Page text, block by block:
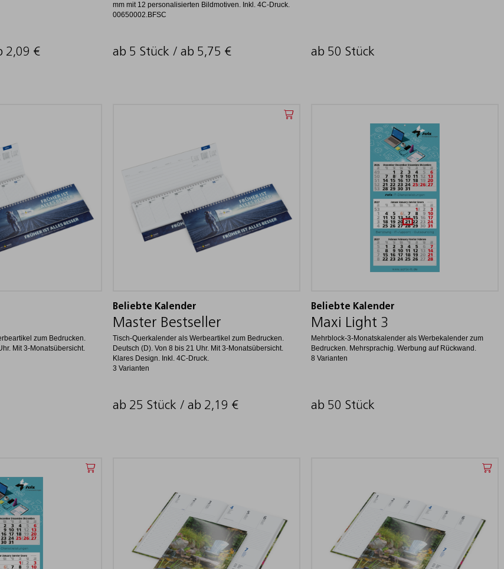
2,09 €
mm mit 12 personalisierten Bildmotiven. Inkl. 4C-Druck.
00650002.BFSC
ab 5 Stück / ab 5,75 € ab 50 Stück
zum Bedrucken.
Mit 3-Monatsübersicht.
Beliebte Kalender
Master Bestseller
Tisch-Querkalender als Werbeartikel zum Bedrucken.
Deutsch (D). Von 8 bis 21 Uhr. Mit 3-Monatsübersicht.
Klares Design. Inkl. 4C-Druck.
3 Varianten
ab 25 Stück / ab 2,19 €
Beliebte Kalender
Maxi Light 3
Mehrblock-3-Monatskalender als Werbekalender zum
Bedrucken. Mehrsprachig. Werbung auf Rückwand.
8 Varianten
ab 50 Stück